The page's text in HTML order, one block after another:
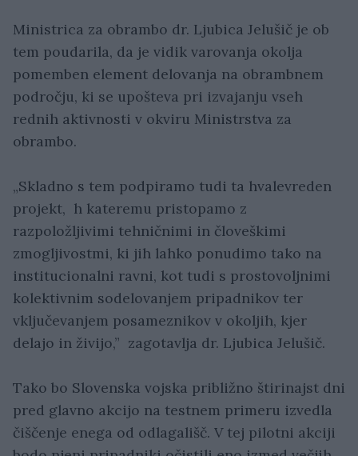
Ministrica za obrambo dr. Ljubica Jelušič je ob
tem poudarila, da je vidik varovanja okolja
pomemben element delovanja na obrambnem
področju, ki se upošteva pri izvajanju vseh
rednih aktivnosti v okviru Ministrstva za
obrambo.
„Skladno s tem podpiramo tudi ta hvalevreden
projekt, h kateremu pristopamo z
razpoložljivimi tehničnimi in človeškimi
zmogljivostmi, ki jih lahko ponudimo tako na
institucionalni ravni, kot tudi s prostovoljnimi
kolektivnim sodelovanjem pripadnikov ter
vključevanjem posameznikov v okoljih, kjer
delajo in živijo,” zagotavlja dr. Ljubica Jelušič.
Tako bo Slovenska vojska približno štirinajst dni
pred glavno akcijo na testnem primeru izvedla
čiščenje enega od odlagališč. V tej pilotni akciji